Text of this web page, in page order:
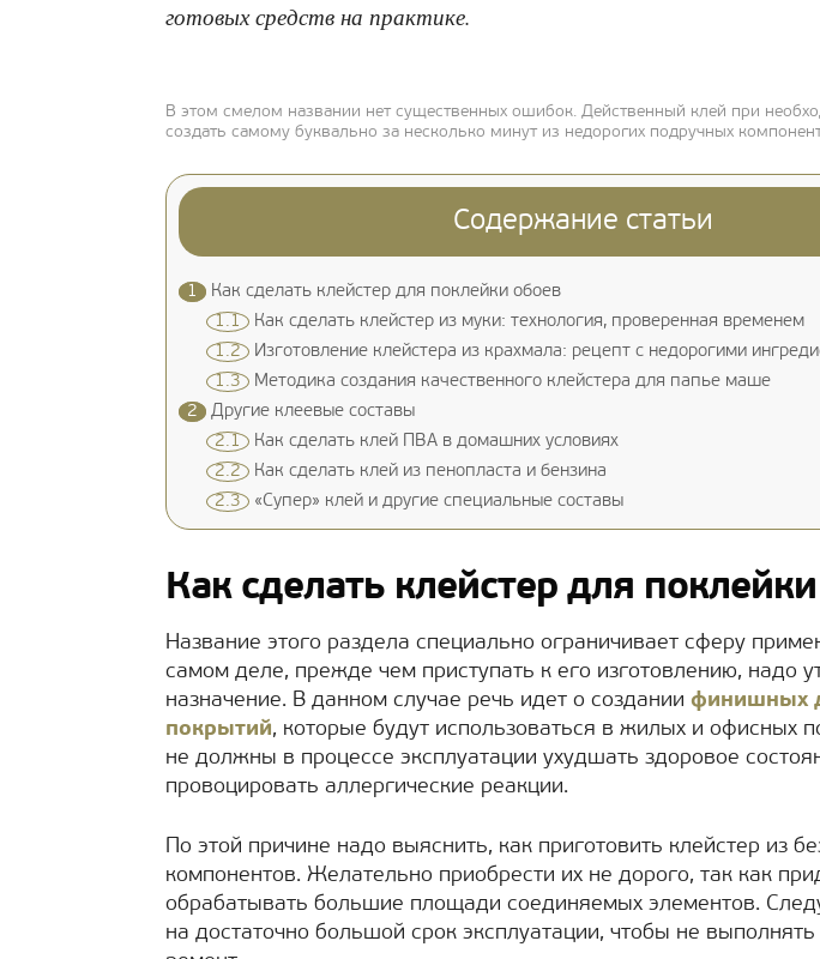
готовых средств на практике.
В этом смелом названии нет существенных ошибок. Действенный клей при
создать самому буквально за несколько минут из недорогих подручных
Содержание статьи
1
Как сделать клейстер для поклейки обоев
1.1 Как сделать клейстер из муки: технология, проверенная временем
1.2 Изготовление клейстера из крахмала: рецепт с недорогими
1.3 Методика создания качественного клейстера для папье маше
2
Другие клеевые составы
2.1 Как сделать клей ПВА в домашних условиях
2.2 Как сделать клей из пенопласта и бензина
2.3 «Супер» клей и другие специальные составы
Как сделать клейстер для
Название этого раздела специально ограничивает сферу
самом деле, прежде чем приступать к его изготовлению, надо
назначение. В данном случае речь идет о создании финишных
покрытий, которые будут использоваться в жилых и офисных
не должны в процессе эксплуатации ухудшать здоровое
провоцировать аллергические реакции.
По этой причине надо выяснить, как приготовить клейстер из
компонентов. Желательно приобрести их не дорого, так как
обрабатывать большие площади соединяемых элементов.
на достаточно большой срок эксплуатации, чтобы не